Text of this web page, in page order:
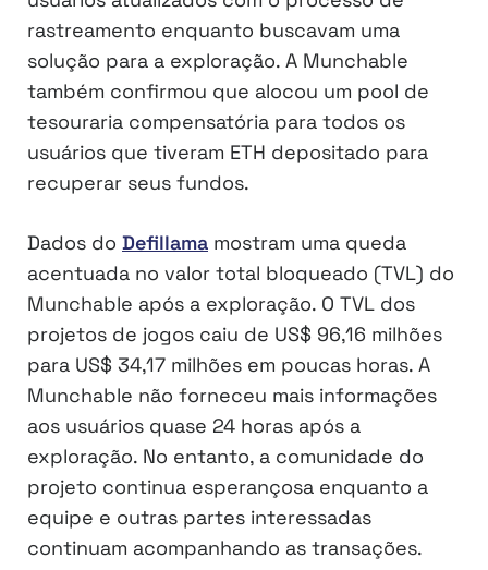
rastreamento enquanto buscavam uma
solução para a exploração. A Munchable
também confirmou que alocou um pool de
tesouraria compensatória para todos os
usuários que tiveram ETH depositado para
recuperar seus fundos.
Dados do Defillama mostram uma queda
acentuada no valor total bloqueado (TVL) do
Munchable após a exploração. O TVL dos
projetos de jogos caiu de US$ 96,16 milhões
para US$ 34,17 milhões em poucas horas. A
Munchable não forneceu mais informações
aos usuários quase 24 horas após a
exploração. No entanto, a comunidade do
projeto continua esperançosa enquanto a
equipe e outras partes interessadas
continuam acompanhando as transações.